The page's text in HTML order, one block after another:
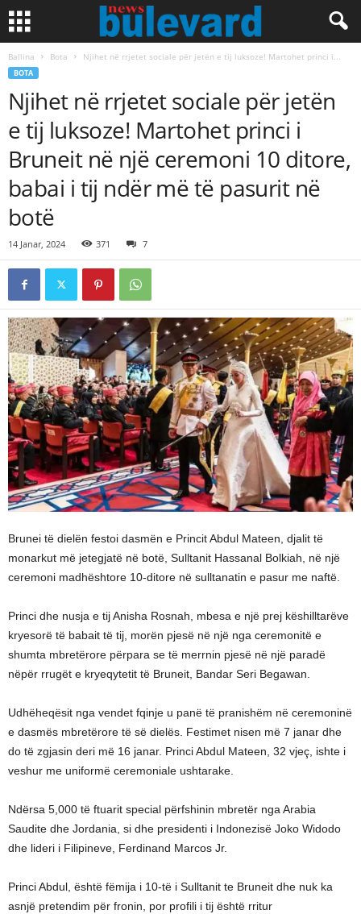
Ballina Bota Njihet në rrjetet sociale për jetën e tij luksoze! Martohet princi i...
BOTA
Njihet në rrjetet sociale për jetën
e tij luksoze! Martohet princi i
Bruneit në një ceremoni 10 ditore,
babai i tij ndër më të pasurit në
botë
14 Janar, 2024 371 7
Brunei të dielën festoi dasmën e Princit Abdul Mateen, djalit të
monarkut më jetegjatë në botë, Sulltanit Hassanal Bolkiah, në një
ceremoni madhështore 10-ditore në sulltanatin e pasur me naftë.
Princi dhe nusja e tij Anisha Rosnah, mbesa e një prej këshilltarëve
kryesorë të babait të tij, morën pjesë në një nga ceremonitë e
shumta mbretërore përpara se të merrnin pjesë në një paradë
nëpër rrugët e kryeqytetit të Bruneit, Bandar Seri Begawan.
Udhëheqësit nga vendet fqinje u panë të pranishëm në ceremoninë
e dasmës mbretërore të së dielës. Festimet nisen më 7 janar dhe
do të zgjasin deri më 16 janar. Princi Abdul Mateen, 32 vjeç, ishte i
veshur me uniformë ceremoniale ushtarake.
Ndërsa 5,000 të ftuarit special përfshinin mbretër nga Arabia
Saudite dhe Jordania, si dhe presidenti i Indonezisë Joko Widodo
dhe lideri i Filipineve, Ferdinand Marcos Jr.
Princi Abdul, është fëmija i 10-të i Sulltanit te Bruneit dhe nuk ka
asnjë pretendim për fronin, por profili i tij është rritur